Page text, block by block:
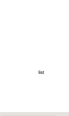
list